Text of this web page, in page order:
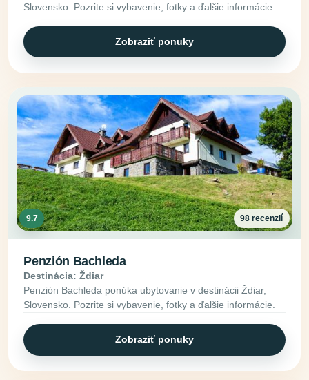
Slovensko. Pozrite si vybavenie, fotky a ďalšie informácie.
Zobraziť ponuky
9.7 98 recenzií
Penzión Bachleda
Destinácia: Ždiar
Penzión Bachleda ponúka ubytovanie v destinácii Ždiar,
Slovensko. Pozrite si vybavenie, fotky a ďalšie informácie.
Zobraziť ponuky